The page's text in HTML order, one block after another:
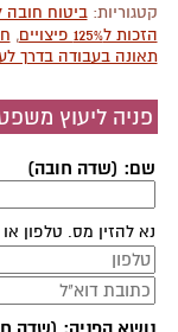
קטגוריות:ביטוח חובה
הזכות ל125% פיצויים
,
תאונה בעבודה בדרך
פניה ליעוץ
שם: (שדה חובה)
נא להזין מס. טלפון